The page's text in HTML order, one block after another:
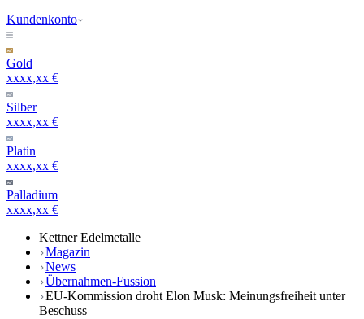
Kundenkonto
Gold
xxxx,xx €
Silber
xxxx,xx €
Platin
xxxx,xx €
Palladium
xxxx,xx €
Kettner Edelmetalle
Magazin
News
Übernahmen-Fussion
EU-Kommission droht Elon Musk: Meinungsfreiheit unter
Beschuss